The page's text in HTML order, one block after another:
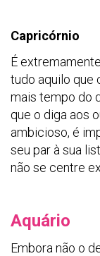
Capricórnio
É
tudo aquilo que
mais tempo do
que o diga aos
ambicioso, é
seu par à sua
não se centre
Aquário
Embora não o